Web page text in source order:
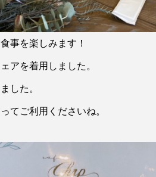
事を楽しみます！
アを着用しました。
した。
てご利用くださいね。